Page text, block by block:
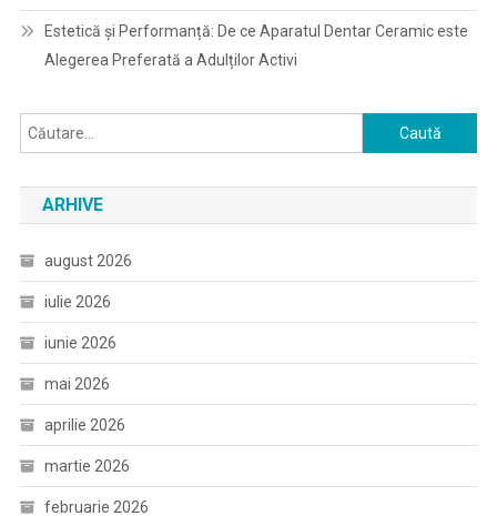
Estetică și Performanță: De ce Aparatul Dentar Ceramic este
Alegerea Preferată a Adulților Activi
Caută
după:
ARHIVE
august 2026
iulie 2026
iunie 2026
mai 2026
aprilie 2026
martie 2026
februarie 2026